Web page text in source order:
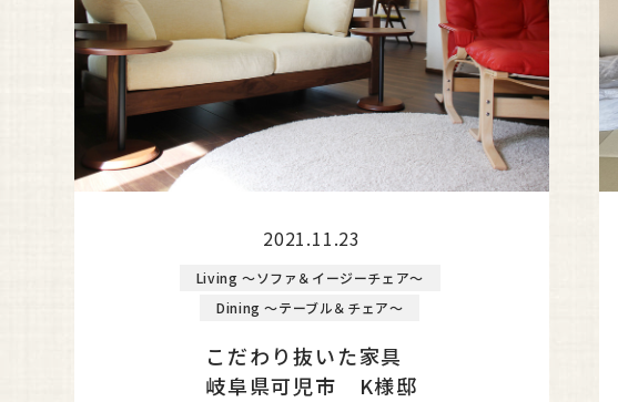
2021.11.23
Living ～ソファ＆イージーチェア～
Dining ～テーブル＆チェア～
こだわり抜いた家具
岐阜県可児市 K様邸